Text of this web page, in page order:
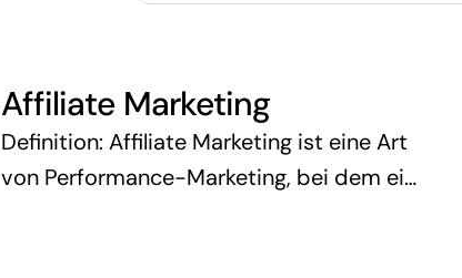
Affiliate Marketing
Definition: Affiliate Marketing ist eine Art
von Performance-Marketing, bei dem ein